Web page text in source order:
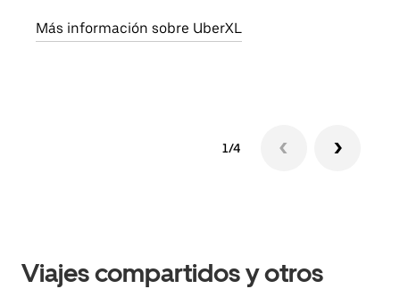
Más información sobre UberXL
1/4
Viajes compartidos y otros